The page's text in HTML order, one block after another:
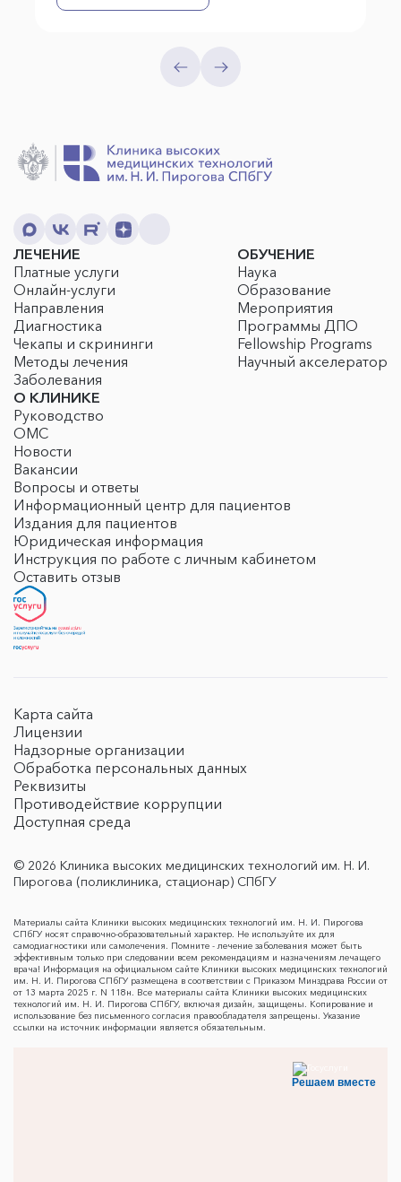
ЛЕЧЕНИЕ
Платные услуги
Онлайн-услуги
Направления
Диагностика
Чекапы и скрининги
Методы лечения
Заболевания
ОБУЧЕНИЕ
Наука
Образование
Мероприятия
Программы ДПО
Fellowship Programs
Научный акселератор
О КЛИНИКЕ
Руководство
ОМС
Новости
Вакансии
Вопросы и ответы
Информационный центр для пациентов
Издания для пациентов
Юридическая информация
Инструкция по работе с личным кабинетом
Оставить отзыв
Карта сайта
Лицензии
Надзорные организации
Обработка персональных данных
Реквизиты
Противодействие коррупции
Доступная среда
© 2026 Клиника высоких медицинских технологий им. Н. И.
Пирогова (поликлиника, стационар) СПбГУ
Материалы сайта Клиники высоких медицинских технологий им. Н. И. Пирогова
СПбГУ носят справочно-образовательный характер. Не используйте их для
самодиагностики или самолечения. Помните - лечение заболевания может быть
эффективным только при следовании всем рекомендациям и назначениям лечащего
врача! Информация на официальном сайте Клиники высоких медицинских технологий
им. Н. И. Пирогова СПбГУ размещена в соответствии с Приказом Минздрава России от
от 13 марта 2025 г. N 118н. Все материалы сайта Клиники высоких медицинских
технологий им. Н. И. Пирогова СПбГУ, включая дизайн, защищены. Копирование и
использование без письменного согласия правообладателя запрещены. Указание
ссылки на источник информации является обязательным.
Решаем вместе